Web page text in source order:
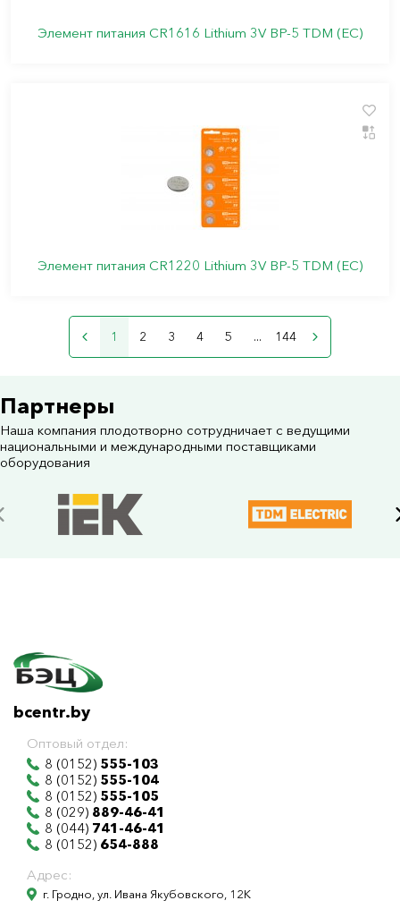
Элемент питания CR1616 Lithium 3V BP-5 TDM (ЕС)
Элемент питания CR1220 Lithium 3V BP-5 TDM (ЕС)
1 2 3 4 5 ... 144
Партнеры
Наша компания плодотворно сотрудничает с ведущими
национальными и международными поставщиками
оборудования
bcentr.by
Оптовый отдел:
8 (0152) 555-103
8 (0152) 555-104
8 (0152) 555-105
8 (029) 889-46-41
8 (044) 741-46-41
8 (0152) 654-888
Адрес:
г. Гродно, ул. Ивана Якубовского, 12К